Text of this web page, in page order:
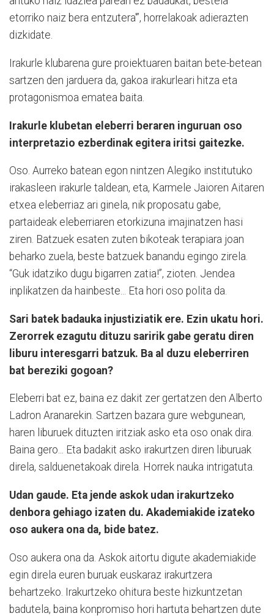
etorriko naiz bera entzutera'”, horrelakoak adierazten
dizkidate.
Irakurle klubarena gure proiektuaren baitan bete-betean
sartzen den jarduera da, gakoa irakurleari hitza eta
protagonismoa ematea baita.
Irakurle klubetan eleberri beraren inguruan oso
interpretazio ezberdinak egitera iritsi gaitezke.
Oso. Aurreko batean egon nintzen Alegiko institutuko
irakasleen irakurle taldean, eta, Karmele Jaioren Aitaren
etxea eleberriaz ari ginela, nik proposatu gabe,
partaideak eleberriaren etorkizuna imajinatzen hasi
ziren. Batzuek esaten zuten bikoteak terapiara joan
beharko zuela, beste batzuek banandu egingo zirela.
“Guk idatziko dugu bigarren zatia!”, zioten. Jendea
inplikatzen da hainbeste... Eta hori oso polita da.
Sari batek badauka injustiziatik ere. Ezin ukatu hori.
Zerorrek ezagutu dituzu saririk gabe geratu diren
liburu interesgarri batzuk. Ba al duzu eleberriren
bat bereziki gogoan?
Eleberri bat ez, baina ez dakit zer gertatzen den Alberto
Ladron Aranarekin. Sartzen bazara gure webgunean,
haren liburuek dituzten iritziak asko eta oso onak dira.
Baina gero... Eta badakit asko irakurtzen diren liburuak
direla, salduenetakoak direla. Horrek nauka intrigatuta.
Udan gaude. Eta jende askok udan irakurtzeko
denbora gehiago izaten du. Akademiakide izateko
oso aukera ona da, bide batez.
Oso aukera ona da. Askok aitortu digute akademiakide
egin direla euren buruak euskaraz irakurtzera
behartzeko. Irakurtzeko ohitura beste hizkuntzetan
badutela, baina konpromiso hori hartuta behartzen dute